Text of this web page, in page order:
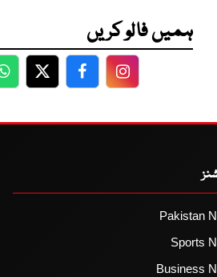
ہمیں فالو کریں
WhatsApp
TwitterFacebookFacebook
Pakistan
Sports
Business